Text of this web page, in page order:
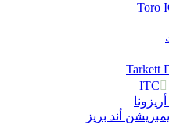
أند بريز